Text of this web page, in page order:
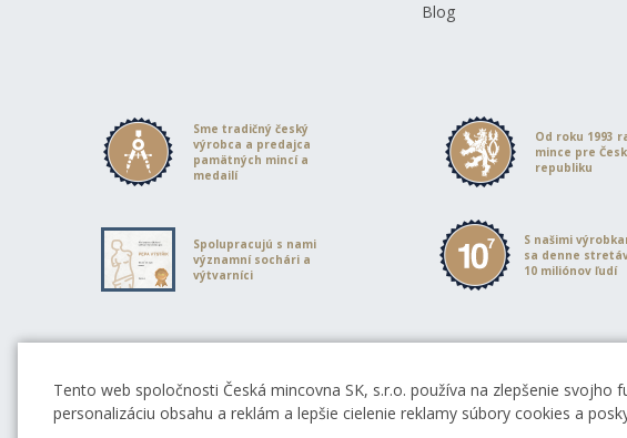
Blog
Sme tradičný český
výrobca a predajca
pamätných mincí a
medailí
Od roku 1993
mince pre
republiku
Spolupracujú s nami
významní sochári a
výtvarníci
S našimi
sa denne
10 miliónov ľudí
Tento web spoločnosti Česká mincovna SK, s.r.o. používa na zlepšenie
personalizáciu obsahu a reklám a lepšie cielenie reklamy súbory cookies a